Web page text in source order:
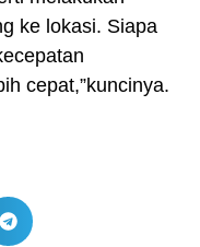
ke lokasi. Siapa
cepat,”kuncinya.